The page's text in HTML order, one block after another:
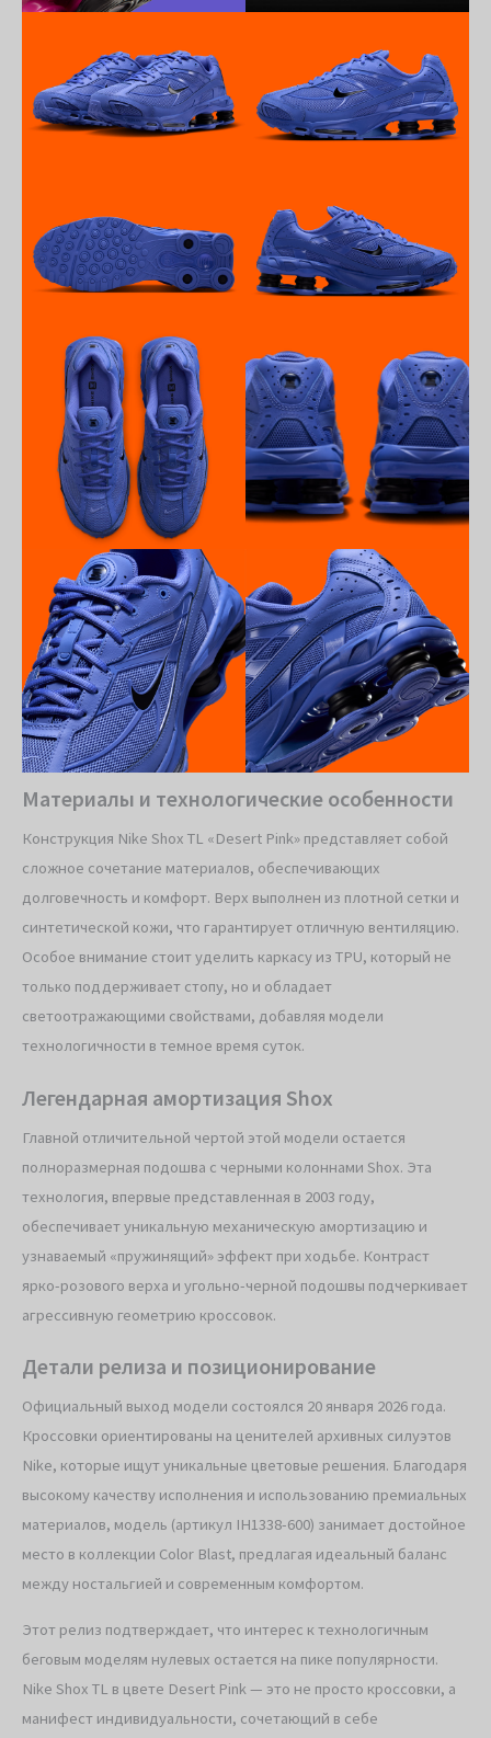
Материалы и технологические особенности
Конструкция Nike Shox TL «Desert Pink» представляет собой
сложное сочетание материалов, обеспечивающих
долговечность и комфорт. Верх выполнен из плотной сетки и
синтетической кожи, что гарантирует отличную вентиляцию.
Особое внимание стоит уделить каркасу из TPU, который не
только поддерживает стопу, но и обладает
светоотражающими свойствами, добавляя модели
технологичности в темное время суток.
Легендарная амортизация Shox
Главной отличительной чертой этой модели остается
полноразмерная подошва с черными колоннами Shox. Эта
технология, впервые представленная в 2003 году,
обеспечивает уникальную механическую амортизацию и
узнаваемый «пружинящий» эффект при ходьбе. Контраст
ярко-розового верха и угольно-черной подошвы подчеркивает
агрессивную геометрию кроссовок.
Детали релиза и позиционирование
Официальный выход модели состоялся 20 января 2026 года.
Кроссовки ориентированы на ценителей архивных силуэтов
Nike, которые ищут уникальные цветовые решения. Благодаря
высокому качеству исполнения и использованию премиальных
материалов, модель (артикул IH1338-600) занимает достойное
место в коллекции Color Blast, предлагая идеальный баланс
между ностальгией и современным комфортом.
Этот релиз подтверждает, что интерес к технологичным
беговым моделям нулевых остается на пике популярности.
Nike Shox TL в цвете Desert Pink — это не просто кроссовки, а
манифест индивидуальности, сочетающий в себе